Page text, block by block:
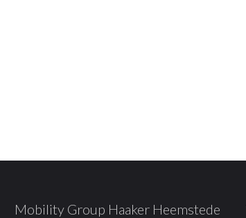
Mobility Group Haaker Heemstede